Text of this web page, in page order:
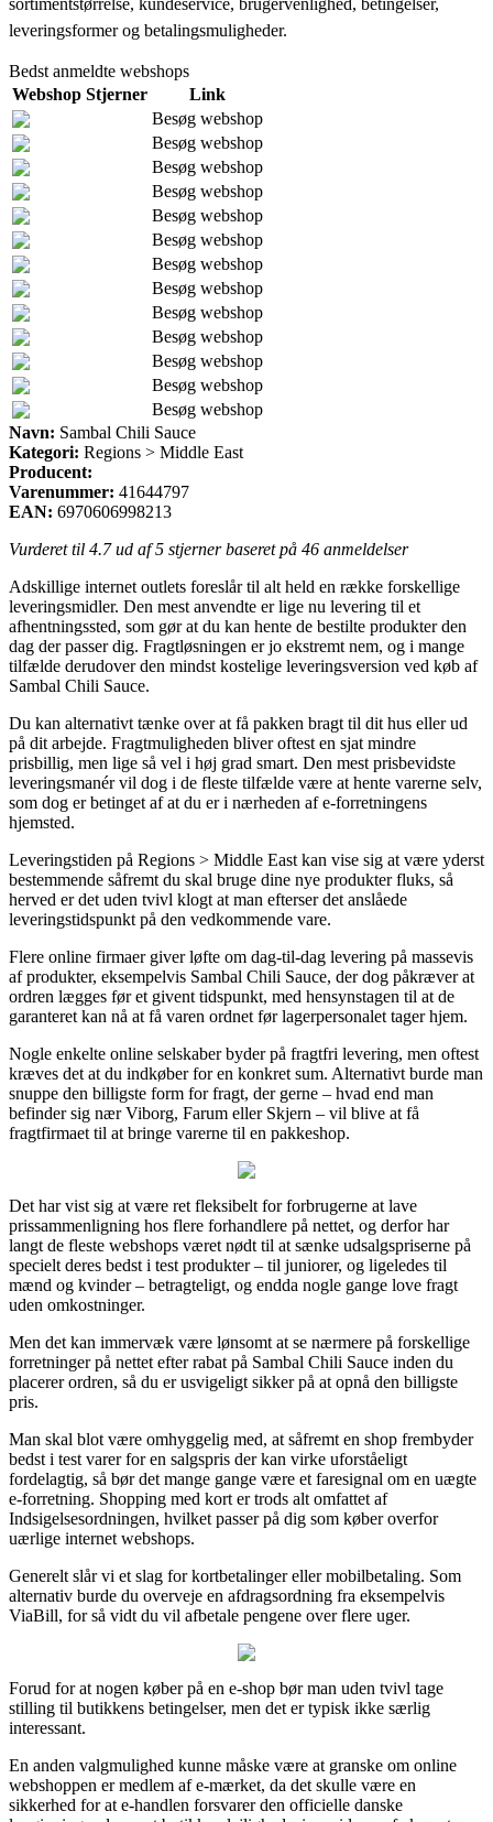
leveringsformer og betalingsmuligheder.
Bedst anmeldte webshops
Webshop Stjerner
Link
Besøg webshop
Besøg webshop
Besøg webshop
Besøg webshop
Besøg webshop
Besøg webshop
Besøg webshop
Besøg webshop
Besøg webshop
Besøg webshop
Besøg webshop
Besøg webshop
Besøg webshop
Navn: Sambal Chili Sauce
Kategori: Regions > Middle East
Producent:
Varenummer: 41644797
EAN: 6970606998213
Vurderet til 4.7ud af 5 stjerner baseret på 46 anmeldelser
Adskillige internet outlets foreslår til alt held en række forskellige
leveringsmidler. Den mest anvendte er lige nu levering til et
afhentningssted, som gør at du kan hente de bestilte produkter den
dag der passer dig. Fragtløsningen er jo ekstremt nem, og i mange
tilfælde derudover den mindst kostelige leveringsversion ved køb af
Sambal Chili Sauce.
Du kan alternativt tænke over at få pakken bragt til dit hus eller ud
på dit arbejde. Fragtmuligheden bliver oftest en sjat mindre
prisbillig, men lige så vel i høj grad smart. Den mest prisbevidste
leveringsmanér vil dog i de fleste tilfælde være at hente varerne selv,
som dog er betinget af at du er i nærheden af e-forretningens
hjemsted.
Leveringstiden på Regions > Middle East kan vise sig at være yderst
bestemmende såfremt du skal bruge dine nye produkter fluks, så
herved er det uden tvivl klogt at man efterser det anslåede
leveringstidspunkt på den vedkommende vare.
Flere online firmaer giver løfte om dag-til-dag levering på massevis
af produkter, eksempelvis Sambal Chili Sauce, der dog påkræver at
ordren lægges før et givent tidspunkt, med hensynstagen til at de
garanteret kan nå at få varen ordnet før lagerpersonalet tager hjem.
Nogle enkelte online selskaber byder på fragtfri levering, men oftest
kræves det at du indkøber for en konkret sum. Alternativt burde man
snuppe den billigste form for fragt, der gerne – hvad end man
befinder sig nær Viborg, Farum eller Skjern – vil blive at få
fragtfirmaet til at bringe varerne til en pakkeshop.
Det har vist sig at være ret fleksibelt for forbrugerne at lave
prissammenligning hos flere forhandlere på nettet, og derfor har
langt de fleste webshops været nødt til at sænke udsalgspriserne på
specielt deres bedst i test produkter – til juniorer, og ligeledes til
mænd og kvinder – betragteligt, og endda nogle gange love fragt
uden omkostninger.
Men det kan immervæk være lønsomt at se nærmere på forskellige
forretninger på nettet efter rabat på Sambal Chili Sauce inden du
placerer ordren, så du er usvigeligt sikker på at opnå den billigste
pris.
Man skal blot være omhyggelig med, at såfremt en shop frembyder
bedst i test varer for en salgspris der kan virke uforståeligt
fordelagtig, så bør det mange gange være et faresignal om en uægte
e-forretning. Shopping med kort er trods alt omfattet af
Indsigelsesordningen, hvilket passer på dig som køber overfor
uærlige internet webshops.
Generelt slår vi et slag for kortbetalinger eller mobilbetaling. Som
alternativ burde du overveje en afdragsordning fra eksempelvis
ViaBill, for så vidt du vil afbetale pengene over flere uger.
Forud for at nogen køber på en e-shop bør man uden tvivl tage
stilling til butikkens betingelser, men det er typisk ikke særlig
interessant.
En anden valgmulighed kunne måske være at granske om online
webshoppen er medlem af e-mærket, da det skulle være en
sikkerhed for at e-handlen forsvarer den officielle danske